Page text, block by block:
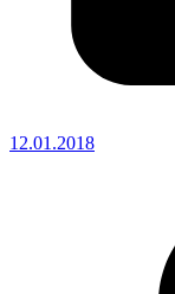
12.01.2018